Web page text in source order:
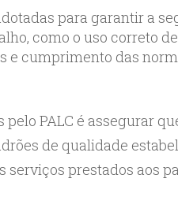
para garantir a
como o uso correto de
e cumprimento das
PALC é assegurar
de qualidade
prestados aos